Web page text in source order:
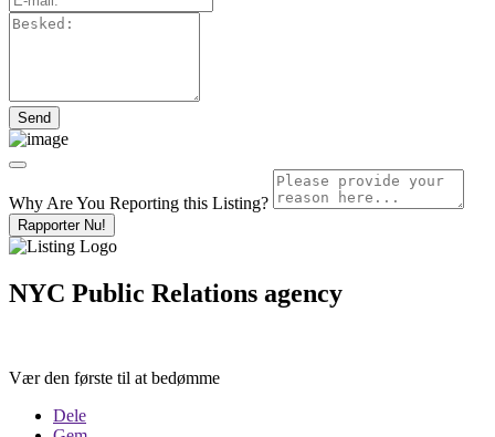
Why Are You Reporting this Listing?
Rapporter Nu!
NYC Public Relations agency
Vær den første til at bedømme
Dele